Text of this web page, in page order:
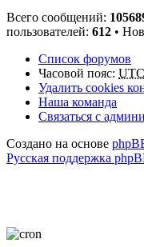
Всего сообщений:
пользователей: 612 •
Список форумов
Часовой пояс: UTC
Удалить cookies
Наша команда
Связаться с
Создано на основе
Русская поддержка